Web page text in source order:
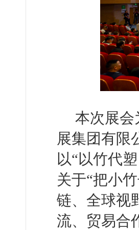
本次展会
展集团有限
以“以竹代
关于“把小
链、全球视
流、贸易合